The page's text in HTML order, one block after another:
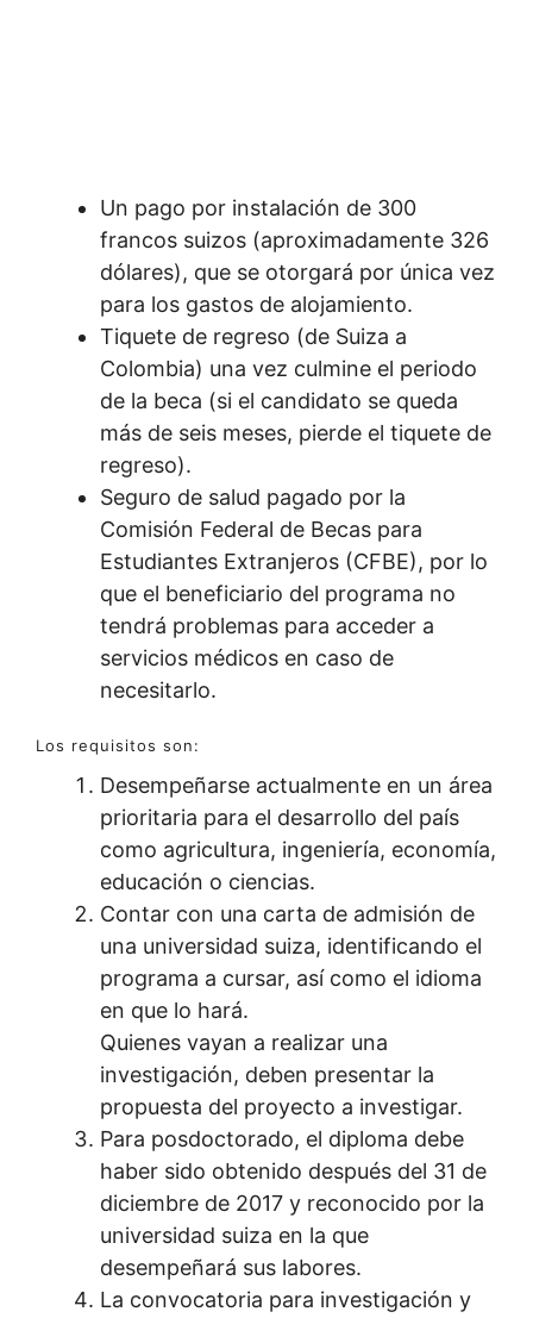
Un pago por instalación de 300
francos suizos (aproximadamente 326
dólares), que se otorgará por única vez
para los gastos de alojamiento.
Tiquete de regreso (de Suiza a
Colombia) una vez culmine el periodo
de la beca (si el candidato se queda
más de seis meses, pierde el tiquete de
regreso).
Seguro de salud pagado por la
Comisión Federal de Becas para
Estudiantes Extranjeros (CFBE), por lo
que el beneficiario del programa no
tendrá problemas para acceder a
servicios médicos en caso de
necesitarlo.
Los requisitos son:
Desempeñarse actualmente en un área
prioritaria para el desarrollo del país
como agricultura, ingeniería, economía,
educación o ciencias.
Contar con una carta de admisión de
una universidad suiza, identificando el
programa a cursar, así como el idioma
en que lo hará.
Quienes vayan a realizar una
investigación, deben presentar la
propuesta del proyecto a investigar.
Para posdoctorado, el diploma debe
haber sido obtenido después del 31 de
diciembre de 2017 y reconocido por la
universidad suiza en la que
desempeñará sus labores.
La convocatoria para investigación y